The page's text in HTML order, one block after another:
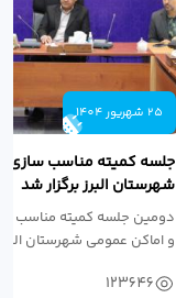
25 شهریور 1404
جلسه کمیته مناسب سازی
شهرستان البرز برگزار شد
دومین جلسه کمیته مناسب
و اماکن عمومی شهرستان
123646